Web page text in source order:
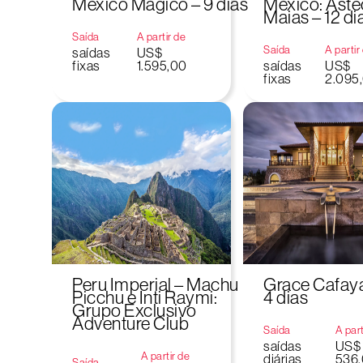
México Mágico – 9 dias
Saída
saídas
fixas
A partir de
US$
1.595,00
México:
Maias – 12
Saída
saídas
fixas
A partir
US$
Peru Imperial – Machu
Picchu e Inti Raymi:
Grupo Exclusivo
Adventure Club
A partir de
Grace
4 dias
Saída
saídas
diárias
A
US$